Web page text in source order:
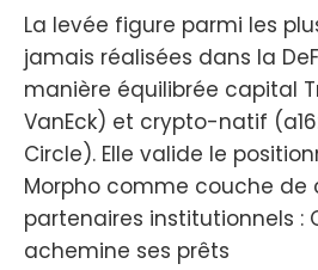
La levée figure parmi les
jamais réalisées dans la
manière équilibrée capital
VanEck) et crypto-natif
Circle). Elle valide le
Morpho comme couche de
partenaires institutionnels :
achemine ses prêts